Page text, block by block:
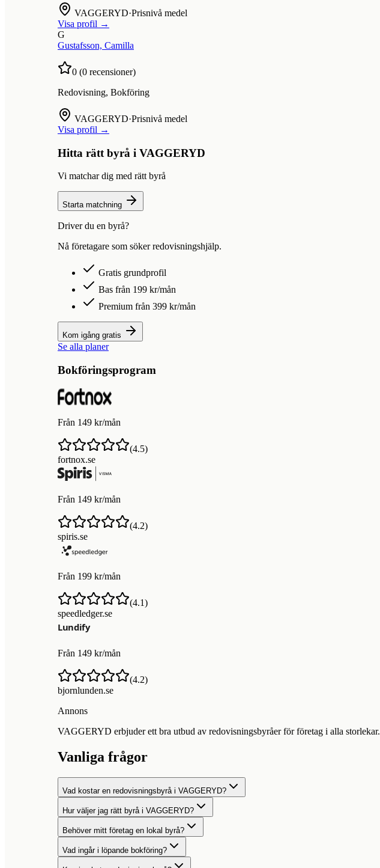
VAGGERYD·Prisnivå medel
Visa profil →
G
Gustafsson, Camilla
0 (0 recensioner)
Redovisning, Bokföring
VAGGERYD·Prisnivå medel
Visa profil →
Hitta rätt byrå i VAGGERYD
Vi matchar dig med rätt byrå
Starta matchning
Driver du en byrå?
Nå företagare som söker redovisningshjälp.
Gratis grundprofil
Bas från 199 kr/mån
Premium från 399 kr/mån
Kom igång gratis
Se alla planer
Bokföringsprogram
Från 149 kr/mån
(4.5)
fortnox.se
Från 149 kr/mån
(4.2)
spiris.se
Från 199 kr/mån
(4.1)
speedledger.se
Från 149 kr/mån
(4.2)
bjornlunden.se
Annons
VAGGERYD erbjuder ett bra utbud av redovisningsbyråer för företag i alla storlekar.
Vanliga frågor
Vad kostar en redovisningsbyrå i VAGGERYD?
Hur väljer jag rätt byrå i VAGGERYD?
Behöver mitt företag en lokal byrå?
Vad ingår i löpande bokföring?